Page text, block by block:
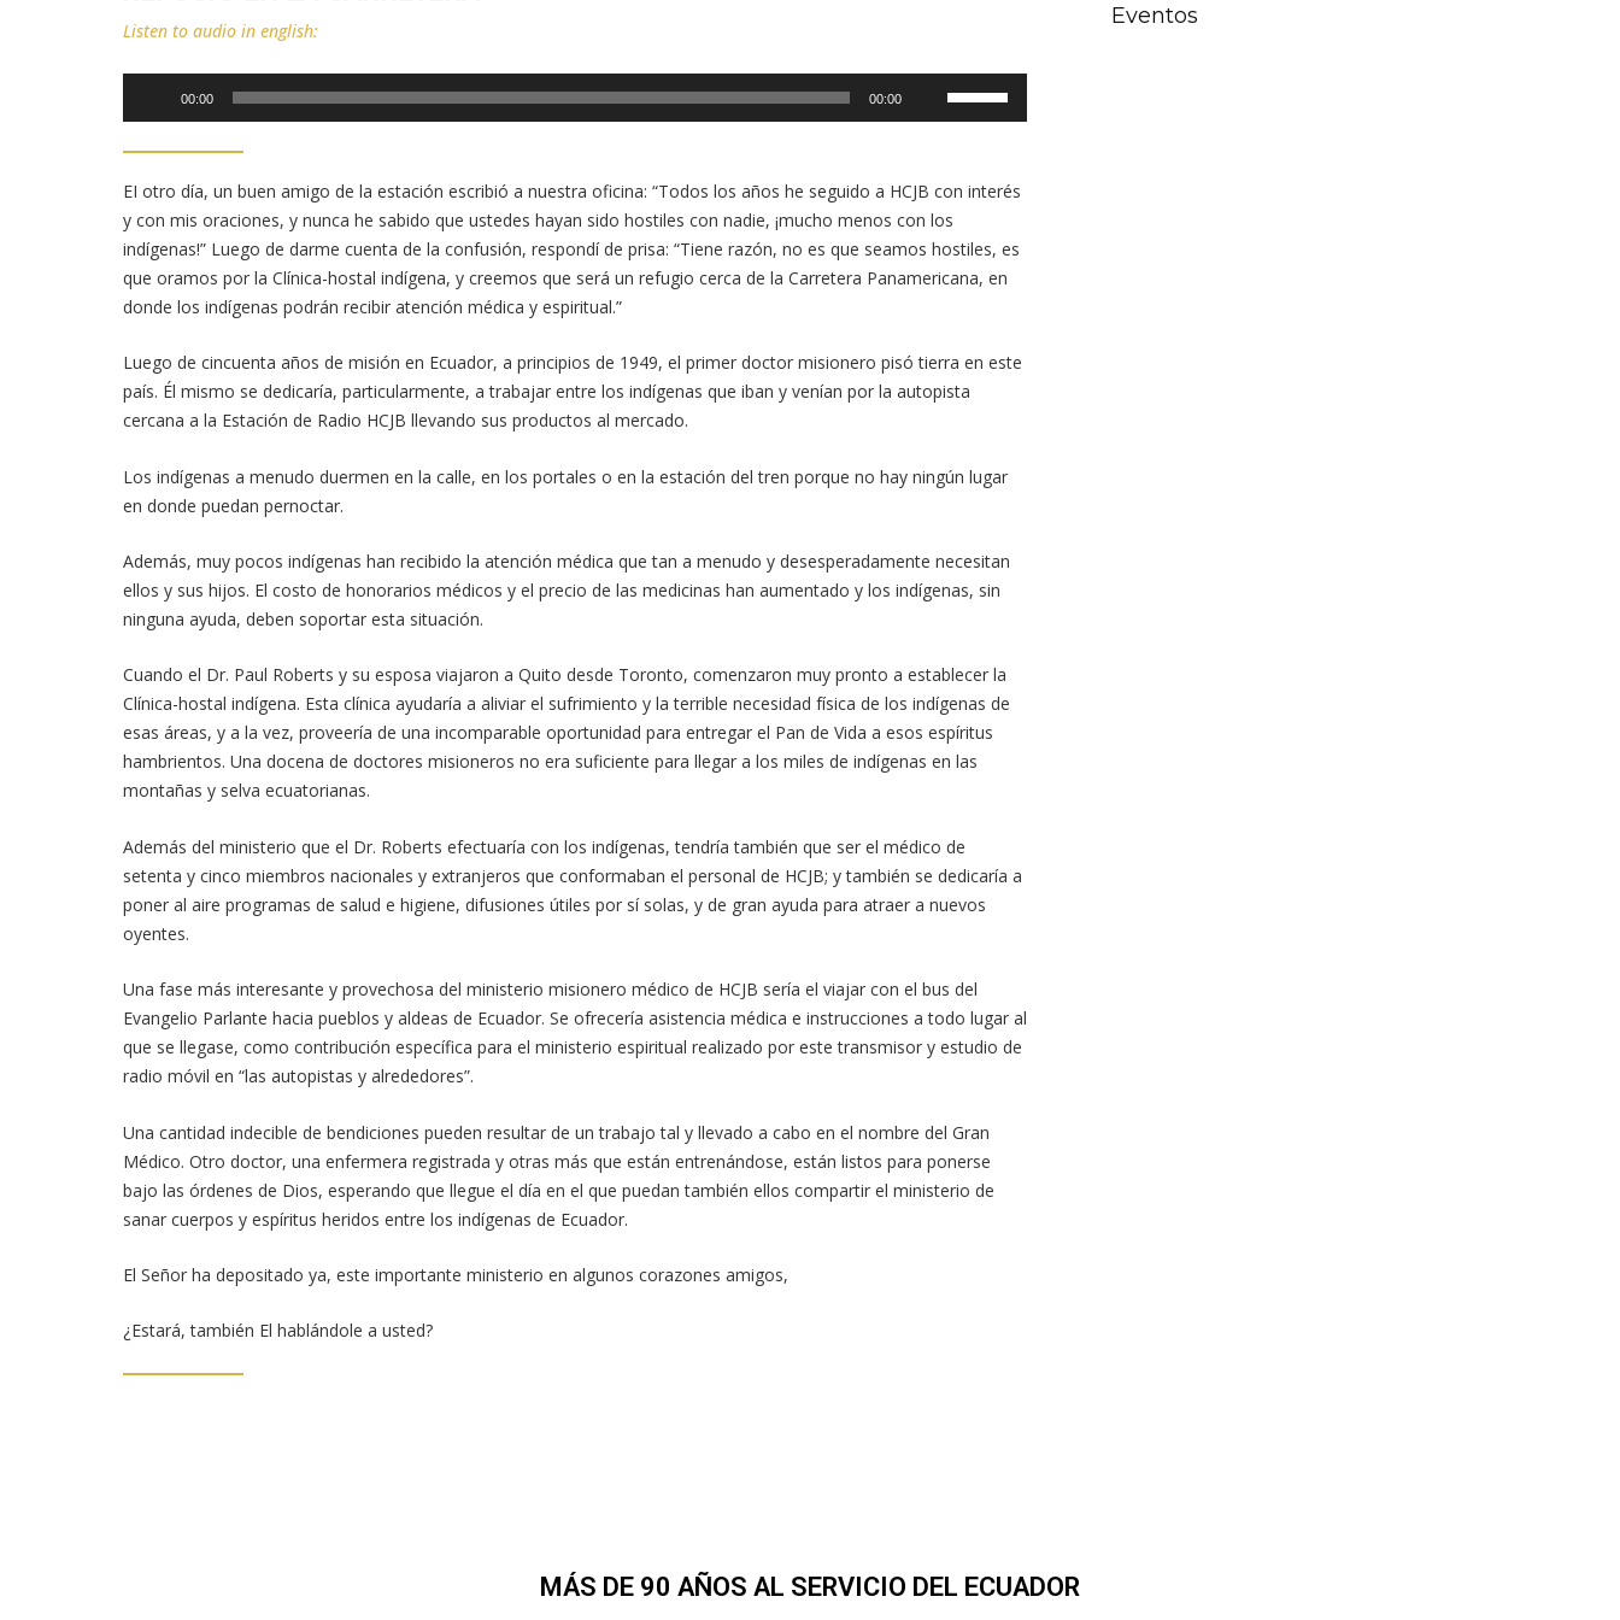
aumentar
volumen.
Listen to audio in english:
00:00 00:00
flecha
aumentar
o
volumen.
EI otro día, un buen amigo de la estación escribió a nuestra oficina: “Todos los años he seguido a HCJB con interés
y con mis oraciones, y nunca he sabido que ustedes hayan sido hostiles con nadie, ¡mucho menos con los
indígenas!” Luego de darme cuenta de la confusión, respondí de prisa: “Tiene razón, no es que seamos hostiles, es
que oramos por la Clínica-hostal indígena, y creemos que será un refugio cerca de la Carretera Panamericana, en
donde los indígenas podrán recibir atención médica y espiritual.”
Luego de cincuenta años de misión en Ecuador, a principios de 1949, el primer doctor misionero pisó tierra en este
país. Él mismo se dedicaría, particularmente, a trabajar entre los indígenas que iban y venían por la autopista
cercana a la Estación de Radio HCJB llevando sus productos al mercado.
Los indígenas a menudo duermen en la calle, en los portales o en la estación del tren porque no hay ningún lugar
en donde puedan pernoctar.
Además, muy pocos indígenas han recibido la atención médica que tan a menudo y desesperadamente necesitan
ellos y sus hijos. El costo de honorarios médicos y el precio de las medicinas han aumentado y los indígenas, sin
ninguna ayuda, deben soportar esta situación.
Cuando el Dr. Paul Roberts y su esposa viajaron a Quito desde Toronto, comenzaron muy pronto a establecer la
Clínica-hostal indígena. Esta clínica ayudaría a aliviar el sufrimiento y la terrible necesidad física de los indígenas de
esas áreas, y a la vez, proveería de una incomparable oportunidad para entregar el Pan de Vida a esos espíritus
hambrientos. Una docena de doctores misioneros no era suficiente para llegar a los miles de indígenas en las
montañas y selva ecuatorianas.
Además del ministerio que el Dr. Roberts efectuaría con los indígenas, tendría también que ser el médico de
setenta y cinco miembros nacionales y extranjeros que conformaban el personal de HCJB; y también se dedicaría a
poner al aire programas de salud e higiene, difusiones útiles por sí solas, y de gran ayuda para atraer a nuevos
oyentes.
Una fase más interesante y provechosa del ministerio misionero médico de HCJB sería el viajar con el bus del
Evangelio Parlante hacia pueblos y aldeas de Ecuador. Se ofrecería asistencia médica e instrucciones a todo lugar al
que se llegase, como contribución específica para el ministerio espiritual realizado por este transmisor y estudio de
radio móvil en “las autopistas y alrededores”.
Una cantidad indecible de bendiciones pueden resultar de un trabajo tal y llevado a cabo en el nombre del Gran
Médico. Otro doctor, una enfermera registrada y otras más que están entrenándose, están listos para ponerse
bajo las órdenes de Dios, esperando que llegue el día en el que puedan también ellos compartir el ministerio de
sanar cuerpos y espíritus heridos entre los indígenas de Ecuador.
El Señor ha depositado ya, este importante ministerio en algunos corazones amigos,
¿Estará, también El hablándole a usted?
Eventos
MÁS DE 90 AÑOS AL SERVICIO DEL ECUADOR